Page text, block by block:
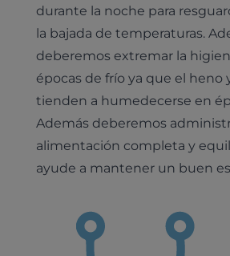
Laboratorio veterinario propio
Ecografía
Pruebas cropológicas
Pruebas histológicas – microscopio
Esterilización
Vacunación
Hospitalización
Leishmaniasis
Cirugía
Revisión general y/o geriátrica
Todos los servicios
Dermatología
Odontología
Traumatología
Nutrición
Cardiología
Animales Exóticos
Planes de salud para gatos
Todos los planes de salud
¿Quiénes somos?
Comité de expertos veterinarios
Trabaja en Clinicanimal
durante la noche para
la bajada de temperaturas.
deberemos extremar la
épocas de frío ya que el heno
tienden a humedecerse en
Además deberemos
alimentación completa y
ayude a mantener un buen